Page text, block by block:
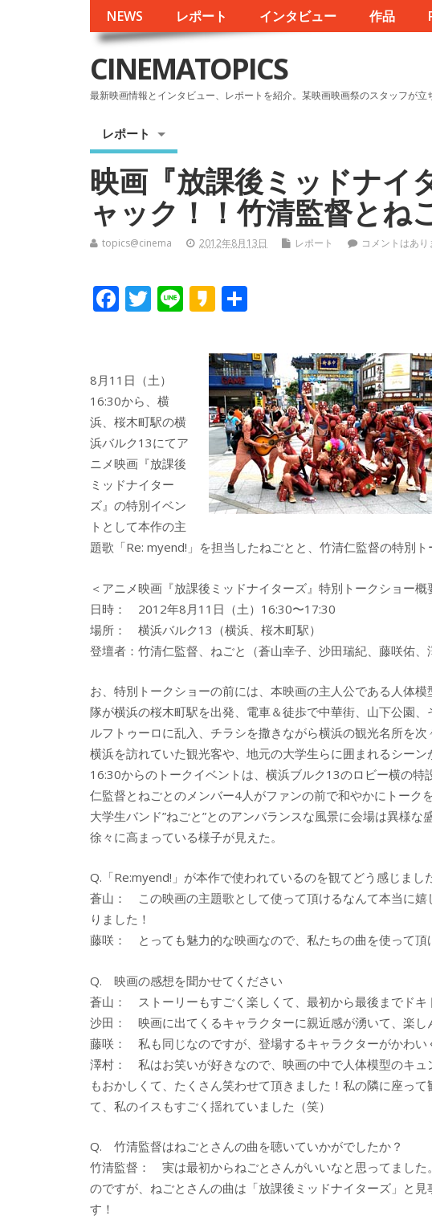
NEWS レポート インタビュー 作品
CINEMATOPICS
最新映画情報とインタビュー、レポートを紹介。某映画映画祭のスタッフが
レポート
映画『放課後ミッドナイ
ャック！！竹清監督とね
topics@cinema 2012年8月13日 レポート コメントはあり
F
b
o
o
k
T
er
Li K
k
a
o
8月11日（土）
16:30から、横
浜、桜木町駅の横
浜バルク13にてア
ニメ映画『放課後
ミッドナイター
ズ』の特別イベン
トとして本作の主
題歌「Re: myend!」を担当したねごとと、竹清仁監督の特別ト
＜アニメ映画『放課後ミッドナイターズ』特別トークショー
日時： 2012年8月11日（土）16:30〜17:30
場所： 横浜バルク13（横浜、桜木町駅）
登壇者：竹清仁監督、ねごと（蒼山幸子、沙田瑞紀、藤咲佑、
お、特別トークショーの前には、本映画の主人公である人体
隊が横浜の桜木町駅を出発、電車＆徒歩で中華街、山下公園
ルフトゥーロに乱入、チラシを撒きながら横浜の観光名所を
横浜を訪れていた観光客や、地元の大学生らに囲まれるシーン
16:30からのトークイベントは、横浜ブルク13のロビー横の
仁監督とねごとのメンバー4人がファンの前で和やかにトーク
大学生バンド”ねごと”とのアンバランスな風景に会場は異様
徐々に高まっている様子が見えた。
Q.「Re:myend!」が本作で使われているのを観てどう感じまし
蒼山： この映画の主題歌として使って頂けるなんて本当に
りました！
藤咲： とっても魅力的な映画なので、私たちの曲を使って頂
Q. 映画の感想を聞かせてください
蒼山： ストーリーもすごく楽しくて、最初から最後までドキ
沙田： 映画に出てくるキャラクターに親近感が湧いて、楽し
藤咲： 私も同じなのですが、登場するキャラクターがかわい
澤村： 私はお笑いが好きなので、映画の中で人体模型のキュ
もおかしくて、たくさん笑わせて頂きました！私の隣に座っ
て、私のイスもすごく揺れていました（笑）
Q. 竹清監督はねごとさんの曲を聴いていかがでしたか？
竹清監督： 実は最初からねごとさんがいいなと思ってました
のですが、ねごとさんの曲は「放課後ミッドナイターズ」と
す！